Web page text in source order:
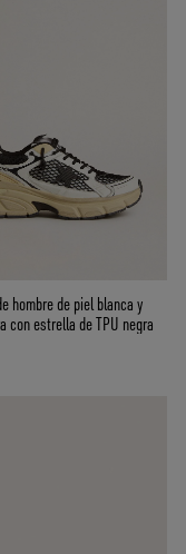
hombre de piel blanca y
con estrella de TPU negra